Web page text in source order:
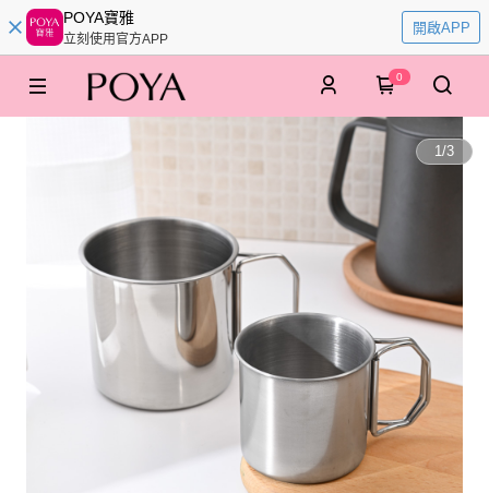
POYA寶雅
立刻使用官方APP
開啟APP
0
1/3